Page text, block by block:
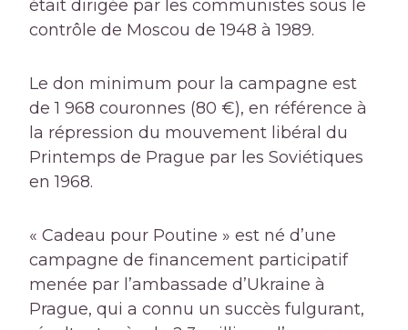
était dirigée par les communistes sous le
contrôle de Moscou de 1948 à 1989.
Le don minimum pour la campagne est
de 1 968 couronnes (80 €), en référence à
la répression du mouvement libéral du
Printemps de Prague par les Soviétiques
en 1968.
« Cadeau pour Poutine » est né d’une
campagne de financement participatif
menée par l’ambassade d’Ukraine à
Prague, qui a connu un succès fulgurant,